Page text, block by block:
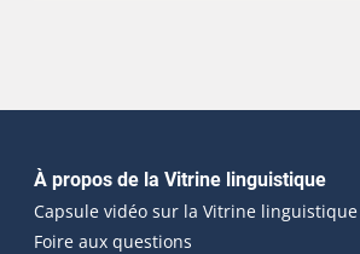
Navigation principale
À propos de la Vitrine linguistique
Capsule vidéo sur la Vitrine linguistique
Foire aux questions